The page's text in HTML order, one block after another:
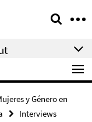
y Género en
Interviews